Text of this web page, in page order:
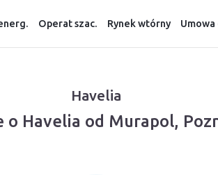
Operat szac. Rynek wtórny
Havelia
o Havelia od Murapol,